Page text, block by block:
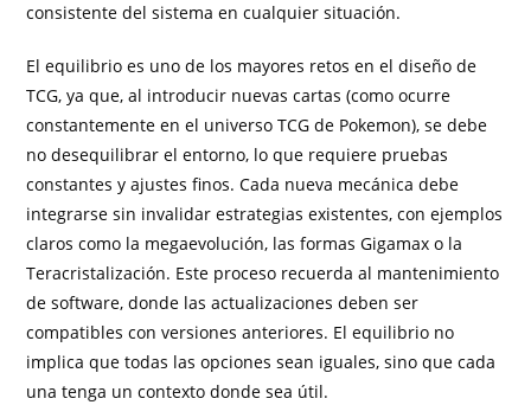
consistente del sistema en cualquier situación.
El equilibrio es uno de los mayores retos en el diseño de
TCG, ya que, al introducir nuevas cartas (como ocurre
constantemente en el universo TCG de Pokemon), se debe
no desequilibrar el entorno, lo que requiere pruebas
constantes y ajustes finos. Cada nueva mecánica debe
integrarse sin invalidar estrategias existentes, con ejemplos
claros como la megaevolución, las formas Gigamax o la
Teracristalización. Este proceso recuerda al mantenimiento
de software, donde las actualizaciones deben ser
compatibles con versiones anteriores. El equilibrio no
implica que todas las opciones sean iguales, sino que cada
una tenga un contexto donde sea útil.